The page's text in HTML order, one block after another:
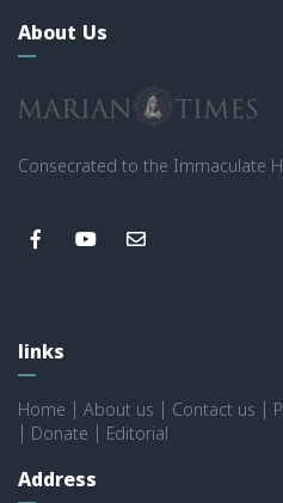
About Us
Consecrated to the Immaculate
links
Home About us Contact us
Donate Editorial
Address